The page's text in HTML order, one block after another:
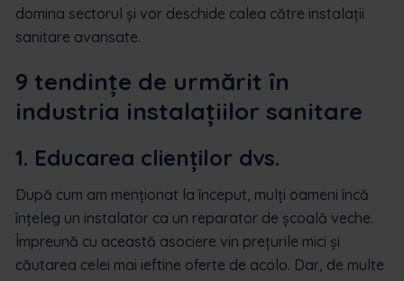
domina sectorul și vor deschide calea către instalații
sanitare avansate.
9 tendințe de urmărit în
industria instalațiilor sanitare
1. Educarea clienților dvs.
După cum am menționat la început, mulți oameni încă
înțeleg un instalator ca un reparator de școală veche.
Împreună cu această asociere vin prețurile mici și
căutarea celei mai ieftine oferte de acolo. Dar, de multe